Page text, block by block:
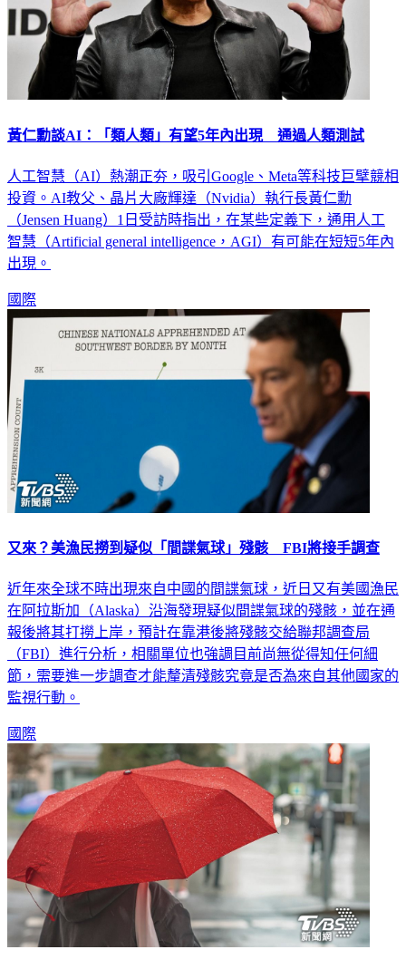
黃仁勳談AI：「類人類」有望5年內出現 通過人類測試
人工智慧（AI）熱潮正夯，吸引Google、Meta等科技巨擘競相
投資。AI教父、晶片大廠輝達（Nvidia）執行長黃仁勳
（Jensen Huang）1日受訪時指出，在某些定義下，通用人工
智慧（Artificial general intelligence，AGI）有可能在短短5年內
出現。
國際
又來？美漁民撈到疑似「間諜氣球」殘骸 FBI將接手調查
近年來全球不時出現來自中國的間諜氣球，近日又有美國漁民
在阿拉斯加（Alaska）沿海發現疑似間諜氣球的殘骸，並在通
報後將其打撈上岸，預計在靠港後將殘骸交給聯邦調查局
（FBI）進行分析，相關單位也強調目前尚無從得知任何細
節，需要進一步調查才能釐清殘骸究竟是否為來自其他國家的
監視行動。
國際